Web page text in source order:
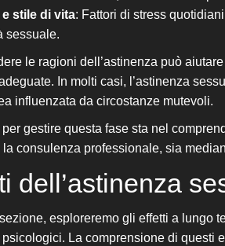
stile di vita: Fattori di stress
sessuale.
le ragioni dell’astinenza può
In molti casi, l’astinenza
influenzata da circostanze mutevoli.
per gestire questa fase sta nel
la consulenza professionale, sia
dell’astinenza
sezione, esploreremo gli effetti a lungo
La comprensione di questi